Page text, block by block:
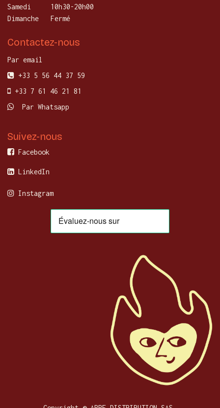
Samedi
10h30-20h00
Dimanche
Fermé
Contactez-nous
Par email
+33 5 56 44 37 59
+33 7 61 46 21 81
Par Whatsapp
Suivez-nous
Facebook
LinkedIn
Instagram